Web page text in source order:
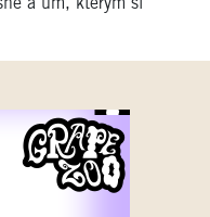
a um, kterým si